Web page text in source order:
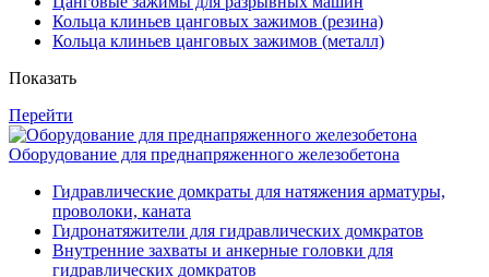
Кольца клиньев цанговых зажимов (резина)
Кольца клиньев цанговых зажимов (металл)
Показать
Перейти
Оборудование для преднапряженного железобетона
Гидравлические домкраты для натяжения арматуры,
проволоки, каната
Гидронатяжители для гидравлических домкратов
Внутренние захваты и анкерные головки для
гидравлических домкратов